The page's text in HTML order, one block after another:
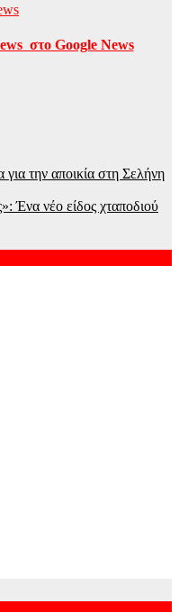
στο Google News
την αποικία στη Σελήνη
Ένα νέο είδος χταποδιού